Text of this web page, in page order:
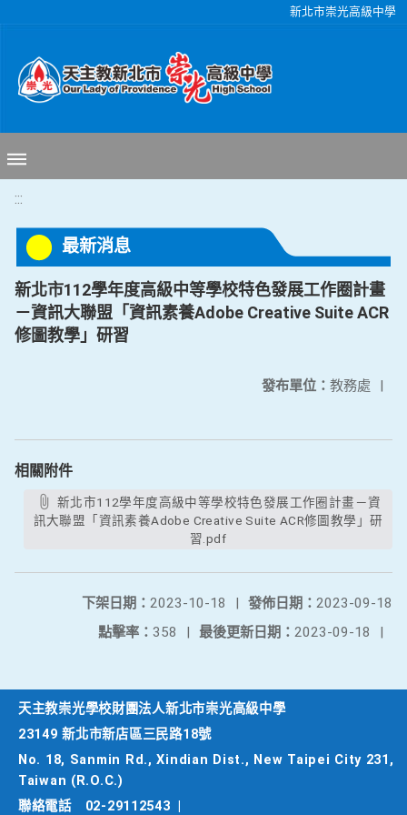
新北市崇光高級中學
:::
最新消息
新北市112學年度高級中等學校特色發展工作圈計畫
－資訊大聯盟「資訊素養Adobe Creative Suite ACR
修圖教學」研習
發布單位： 教務處 |
相關附件
訊大聯盟「資訊素養Adobe Creative Suite ACR修圖教學」研
習.pdf
發佈日期： 2023-09-18
下架日期： 2023-10-18
|
最後更新日期： 2023-09-18 |
點擊率： 358 |
天主教崇光學校財團法人新北市崇光高級中學
23149 新北市新店區三民路18號
No. 18, Sanmin Rd., Xindian Dist., New Taipei City 231,
Taiwan (R.O.C.)
聯絡電話
02-29112543